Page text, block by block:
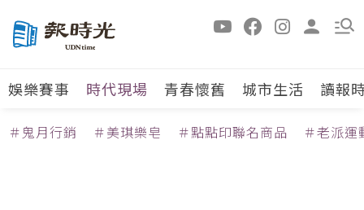
娛樂賽事 時代現場 青春懷舊 城市生活 讀報
＃鬼月行銷 ＃美琪樂皂 ＃點點印聯名商品 ＃老派運